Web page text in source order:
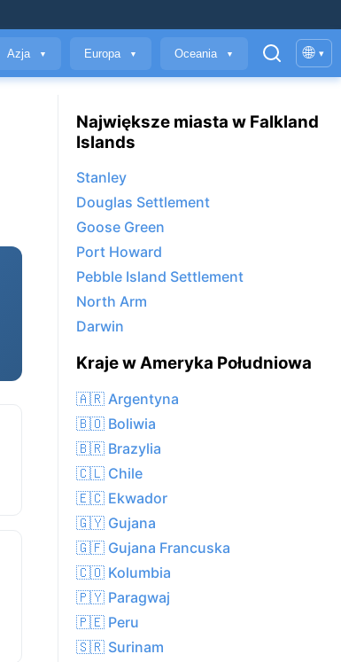
Azja ▼ Europa ▼ Oceania ▼ 🌐 ▾
Największe miasta w Falkland
Islands
Stanley
Douglas Settlement
Goose Green
Port Howard
Pebble Island Settlement
North Arm
Darwin
Kraje w Ameryka Południowa
🇦🇷 Argentyna
🇧🇴 Boliwia
🇧🇷 Brazylia
🇨🇱 Chile
🇪🇨 Ekwador
🇬🇾 Gujana
🇬🇫 Gujana Francuska
🇨🇴 Kolumbia
🇵🇾 Paragwaj
🇵🇪 Peru
🇸🇷 Surinam